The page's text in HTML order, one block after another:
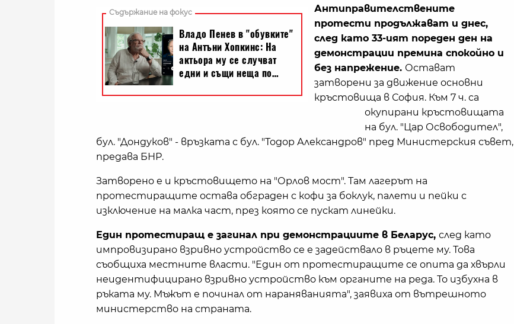
Антиправителствените
протести продължават и днес,
след като 33-ият пореден ден на
демонстрации премина спокойно и
без напрежение. Остават
затворени за движение основни
кръстовища в София. Към 7 ч. са
окупирани кръстовищата
на бул. "Цар Освободител",
бул. "Дондуков" - връзката с бул. "Тодор Александров" пред Министерския съвет,
предава БНР.
Затворено е и кръстовището на "Орлов мост". Там лагерът на
протестиращите остава обграден с кофи за боклук, палети и пейки с
изключение на малка част, през която се пускат линейки.
Един протестиращ е загинал при демонстрациите в Беларус, след като
импровизирано взривно устройство се е задействало в ръцете му. Това
съобщиха местните власти. "Един от протестиращите се опита да хвърли
неидентифицирано взривно устройство към органите на реда. То избухна в
ръката му. Мъжът е починал от нараняванията", заявиха от вътрешното
министерство на страната.